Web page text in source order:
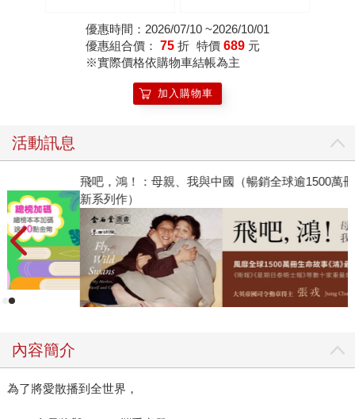
優惠時間：2026/07/10 ~2026/10/01
優惠組合價： 75 折 特價 689 元
※實際價格依購物車結帳為主
加入購物車
活動訊息
飛吧，鴻！：母親、我與中國（暢銷全球逾1500萬冊《鴻》最
新系列作）
內容簡介
為了將愛散播到全世界，